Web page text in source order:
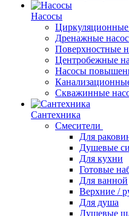
Насосы
Дренажные
Поверхностные
Центробежные
Насосы
Скважинные
Сантехника
Смесители
Для
Душевые
Для кухни
Готовые
Для ванной
Верхние /
Для душа
Душевые